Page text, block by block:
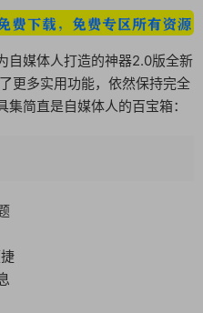
自媒体人打造的神器2.0版全新
更多实用功能，依然保持完全
简直是自媒体人的百宝箱：